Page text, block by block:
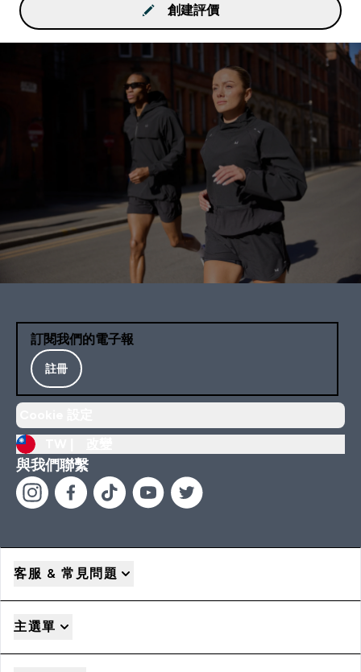
創建評價
訂閱我們的電子報
註冊
與我們聯繫
客服 & 常見問題
主選單